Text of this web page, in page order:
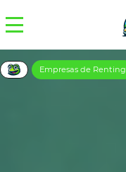
Empresas de Renting